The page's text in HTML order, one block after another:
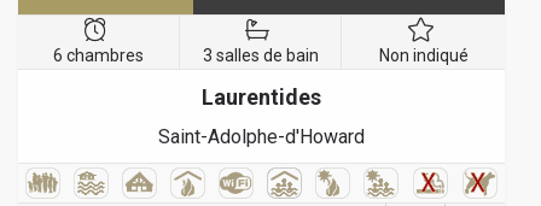
6 chambres 3 salles de bain Non indiqué
Laurentides
Saint-Adolphe-d'Howard